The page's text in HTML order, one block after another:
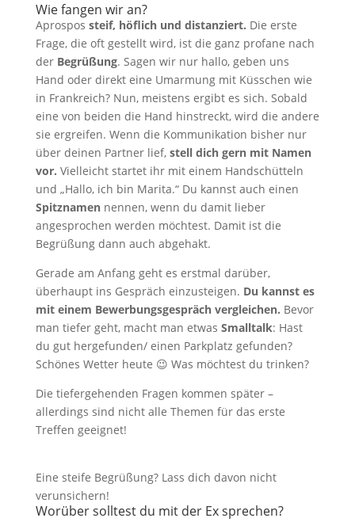
Wie fangen wir an?
Aprospos steif, höflich und distanziert. Die erste
Frage, die oft gestellt wird, ist die ganz profane nach
der Begrüßung. Sagen wir nur hallo, geben uns
Hand oder direkt eine Umarmung mit Küsschen wie
in Frankreich? Nun, meistens ergibt es sich. Sobald
eine von beiden die Hand hinstreckt, wird die andere
sie ergreifen. Wenn die Kommunikation bisher nur
über deinen Partner lief, stell dich gern mit Namen
vor. Vielleicht startet ihr mit einem Handschütteln
und „Hallo, ich bin Marita.“ Du kannst auch einen
Spitznamen nennen, wenn du damit lieber
angesprochen werden möchtest. Damit ist die
Begrüßung dann auch abgehakt.
Gerade am Anfang geht es erstmal darüber,
überhaupt ins Gespräch einzusteigen. Du kannst es
mit einem Bewerbungsgespräch vergleichen. Bevor
man tiefer geht, macht man etwas Smalltalk: Hast
du gut hergefunden/ einen Parkplatz gefunden?
Schönes Wetter heute 😉 Was möchtest du trinken?
Die tiefergehenden Fragen kommen später –
allerdings sind nicht alle Themen für das erste
Treffen geeignet!
Eine steife Begrüßung? Lass dich davon nicht
verunsichern!
Worüber solltest du mit der Ex sprechen?